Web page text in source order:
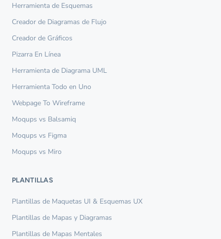
Herramienta de Esquemas
Creador de Diagramas de Flujo
Creador de Gráficos
Pizarra En Línea
Herramienta de Diagrama UML
Herramienta Todo en Uno
Webpage To Wireframe
Moqups vs Balsamiq
Moqups vs Figma
Moqups vs Miro
PLANTILLAS
Plantillas de Maquetas UI & Esquemas UX
Plantillas de Mapas y Diagramas
Plantillas de Mapas Mentales